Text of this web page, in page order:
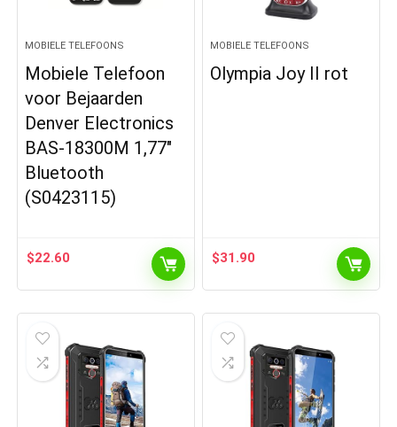
MOBIELE TELEFOONS
Mobiele Telefoon
voor Bejaarden
Denver Electronics
BAS-18300M 1,77″
Bluetooth
(S0423115)
$22.60
MOBIELE TELEFOONS
Olympia Joy II rot
$31.90